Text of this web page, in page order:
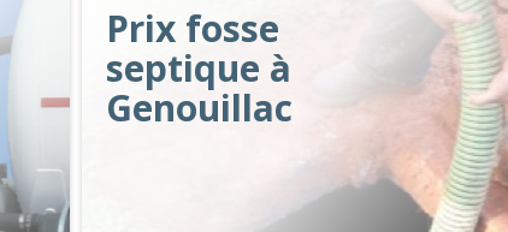
Prix fosse
septique à
Genouillac